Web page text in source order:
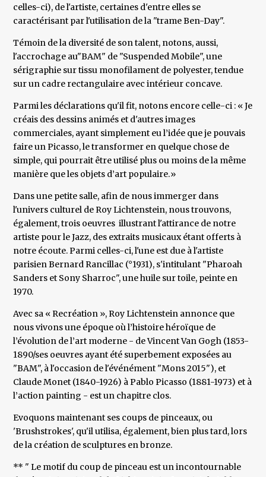
celles-ci), de l'artiste, certaines d'entre elles se
caractérisant par l'utilisation de la "trame Ben-Day".
Témoin de la diversité de son talent, notons, aussi,
l'accrochage au"BAM" de "Suspended Mobile", une
sérigraphie sur tissu monofilament de polyester, tendue
sur un cadre rectangulaire avec intérieur concave.
Parmi les déclarations qu'il fit, notons encore celle-ci : « Je
créais des dessins animés et d'autres images
commerciales, ayant simplement eu l’idée que je pouvais
faire un Picasso, le transformer en quelque chose de
simple, qui pourrait être utilisé plus ou moins de la même
manière que les objets d’art populaire.»
Dans une petite salle, afin de nous immerger dans
l'univers culturel de Roy Lichtenstein, nous trouvons,
également, trois oeuvres illustrant l'attirance de notre
artiste pour le Jazz, des extraits musicaux étant offerts à
notre écoute. Parmi celles-ci, l'une est due à l'artiste
parisien Bernard Rancillac (°1931), s'intitulant "Pharoah
Sanders et Sony Sharroc", une huile sur toile, peinte en
1970.
Avec sa « Recréation », Roy Lichtenstein annonce que
nous vivons une époque où l’histoire héroïque de
l’évolution de l’art moderne - de Vincent Van Gogh (1853-
1890/ses oeuvres ayant été superbement exposées au
"BAM", à l'occasion de l'événément "Mons 2015"), et
Claude Monet (1840-1926) à Pablo Picasso (1881-1973) et à
l’action painting - est un chapitre clos.
Evoquons maintenant ses coups de pinceaux, ou
'Brushstrokes', qu'il utilisa, également, bien plus tard, lors
de la création de sculptures en bronze.
** " Le motif du coup de pinceau est un incontournable